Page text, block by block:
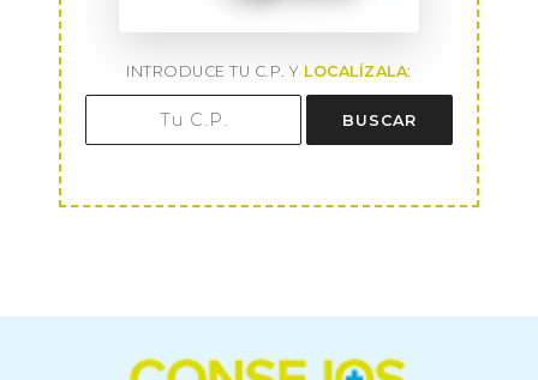
INTRODUCE TU C.P. Y LOCALÍZALA:
BUSCAR